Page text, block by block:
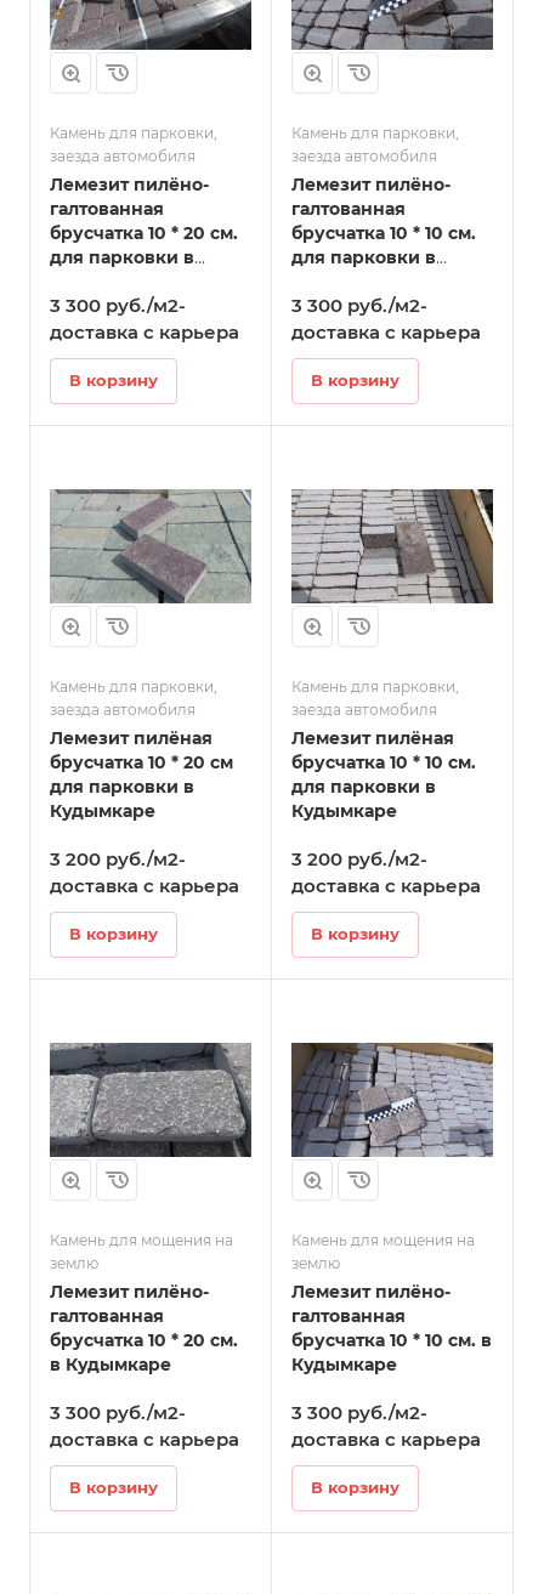
Камень для парковки,
заезда автомобиля
Лемезит пилёно-
галтованная
брусчатка 10 * 20 см.
для парковки в
3 300 руб./м2-
доставка с карьера
В корзину
Камень для парковки,
заезда автомобиля
Лемезит пилёно-
галтованная
брусчатка 10 * 10 см.
для парковки в
3 300 руб./м2-
доставка с карьера
В корзину
Камень для парковки,
заезда автомобиля
Лемезит пилёная
брусчатка 10 * 20 см
для парковки в
Кудымкаре
3 200 руб./м2-
доставка с карьера
В корзину
Камень для парковки,
заезда автомобиля
Лемезит пилёная
брусчатка 10 * 10 см.
для парковки в
Кудымкаре
3 200 руб./м2-
доставка с карьера
В корзину
Камень для мощения на
землю
Лемезит пилёно-
галтованная
брусчатка 10 * 20 см.
в Кудымкаре
3 300 руб./м2-
доставка с карьера
В корзину
Камень для мощения на
землю
Лемезит пилёно-
галтованная
брусчатка 10 * 10 см. в
Кудымкаре
3 300 руб./м2-
доставка с карьера
В корзину